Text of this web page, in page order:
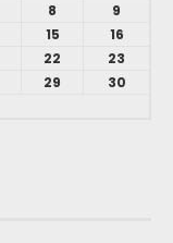
8
9
15
16
22
23
29
30